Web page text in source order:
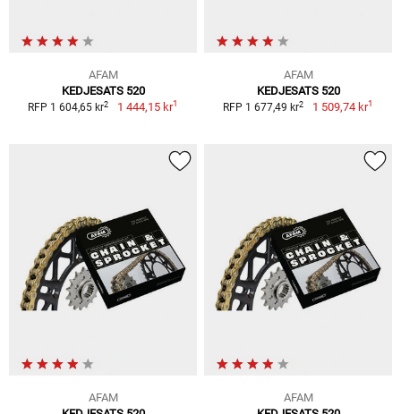
AFAM
KEDJESATS 520
RFP 1 604,65 kr2 1 444,15 kr1
AFAM
KEDJESATS 520
RFP 1 677,49 kr2 1 509,74 kr1
AFAM
AFAM